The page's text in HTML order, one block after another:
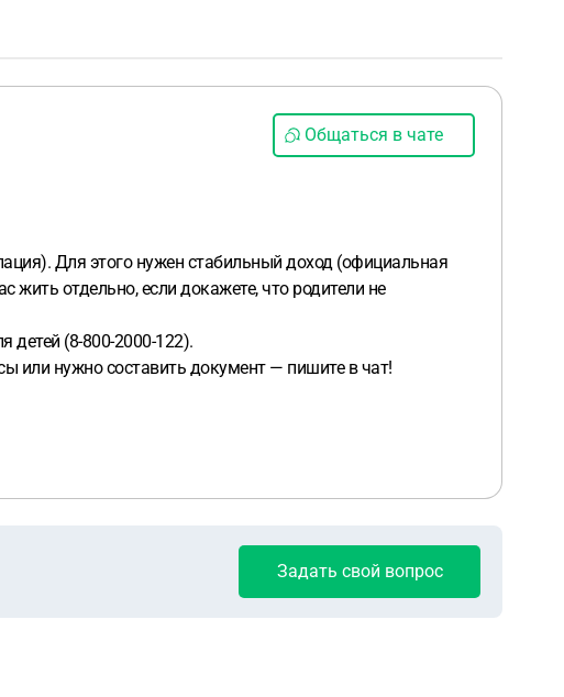
Общаться в чате
Для этого нужен стабильный доход (официальная
жить отдельно, если докажете, что родители не
детей (8-800-2000-122).
или нужно составить документ — пишите в чат!
Задать свой вопрос